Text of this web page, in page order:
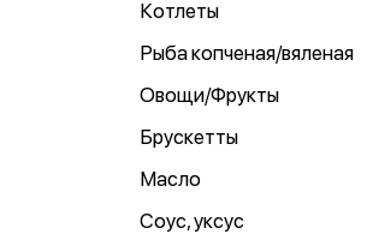
Котлеты
Рыба копченая/вяленая
Овощи/Фрукты
Брускетты
Масло
Соус, уксус